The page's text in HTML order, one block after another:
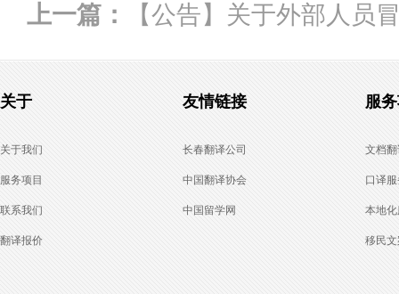
上一篇：
【公告】关于外部人员
关于
关于我们
服务项目
联系我们
翻译报价
友情链接
长春翻译公司
中国翻译协会
中国留学网
服
文档
口译
本地
移民